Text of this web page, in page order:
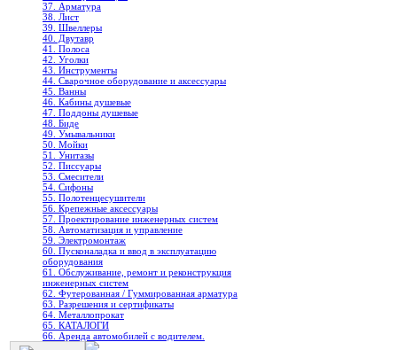
37. Арматура
38. Лист
39. Швеллеры
40. Двутавр
41. Полоса
42. Уголки
43. Инструменты
44. Сварочное оборудование и аксессуары
45. Ванны
46. Кабины душевые
47. Поддоны душевые
48. Биде
49. Умывальники
50. Мойки
51. Унитазы
52. Писсуары
53. Смесители
54. Сифоны
55. Полотенцесушители
56. Крепежные аксессуары
57. Проектирование инженерных систем
58. Автоматизация и управление
59. Электромонтаж
60. Пусконаладка и ввод в эксплуатацию
оборудования
61. Обслуживание, ремонт и реконструкция
инженерных систем
62. Футерованная / Гуммированная арматура
63. Разрешения и сертификаты
64. Металлопрокат
65. КАТАЛОГИ
66. Аренда автомобилей с водителем.